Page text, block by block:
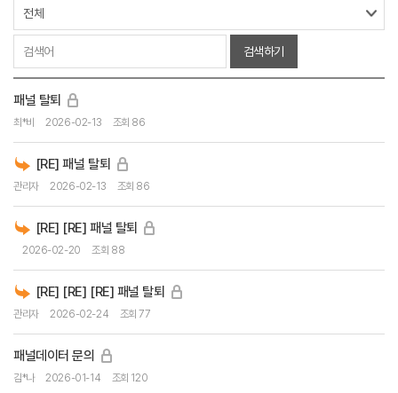
검색하기
패널 탈퇴
최*비 2026-02-13 조회 86
[RE] 패널 탈퇴
관리자 2026-02-13 조회 86
[RE] [RE] 패널 탈퇴
2026-02-20 조회 88
[RE] [RE] [RE] 패널 탈퇴
관리자 2026-02-24 조회 77
패널데이터 문의
김*나 2026-01-14 조회 120